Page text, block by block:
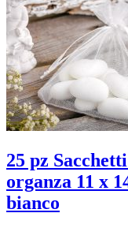
25 pz
organza 11 x
bianco